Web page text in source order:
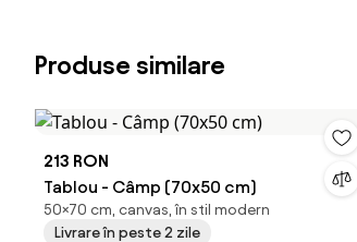
Produse similare
213 RON
Tablou - Câmp (70x50 cm)
50×70 cm, canvas, în stil modern
Livrare în peste 2 zile